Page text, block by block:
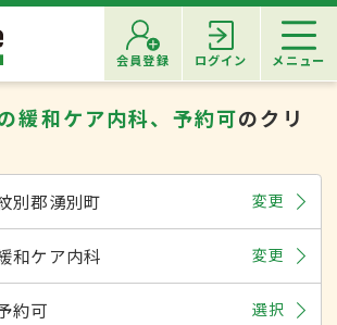
会員登録 ログイン メニュー
緩和ケア内科、予約可のクリ
別郡湧別町 変更
和ケア内科 変更
約可 選択